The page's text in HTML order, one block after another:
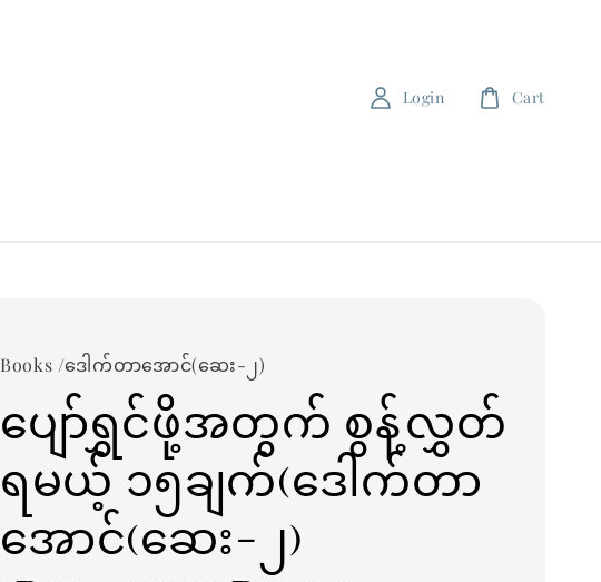
Login Cart
Books /ဒေါက်တာအောင်(ဆေး-၂)
ပျော်ရွှင်ဖို့အတွက် စွန့်လွှတ်
ရမယ့် ၁၅ချက်(ဒေါက်တာ
အောင်(ဆေး-၂)